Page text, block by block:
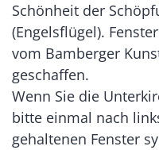
Schönheit der
(Engelsflügel).
vom Bamberger
geschaffen.
Wenn Sie die
bitte einmal nach
gehaltenen Fenster